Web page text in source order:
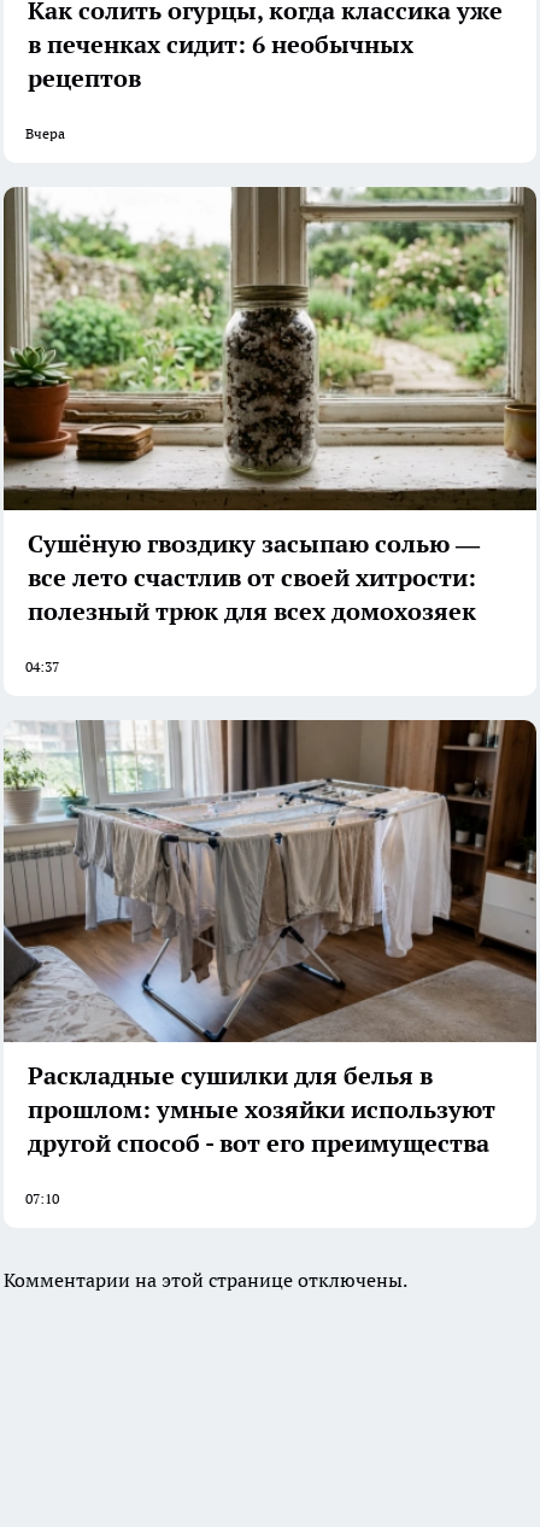
Как солить огурцы, когда классика уже
в печенках сидит: 6 необычных
рецептов
Вчера
Сушёную гвоздику засыпаю солью —
все лето счастлив от своей хитрости:
полезный трюк для всех домохозяек
04:37
Раскладные сушилки для белья в
прошлом: умные хозяйки используют
другой способ - вот его преимущества
07:10
Комментарии на этой странице отключены.